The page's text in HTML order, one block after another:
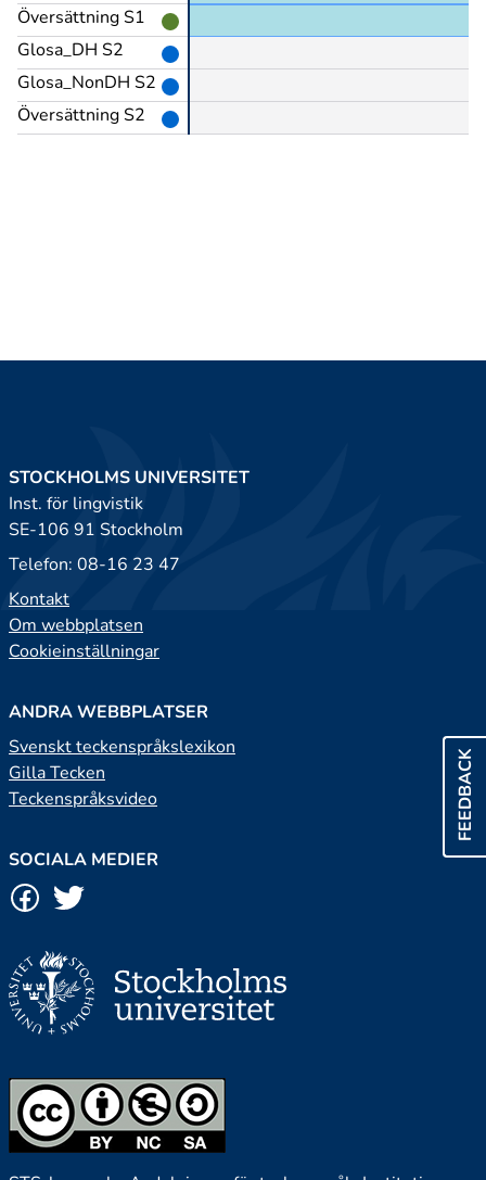
Översättning S1
Glosa_DH S2
Glosa_NonDH S2
Översättning S2
FEEDBACK
STOCKHOLMS UNIVERSITET
Inst. för lingvistik
SE-106 91 Stockholm
Telefon: 08-16 23 47
Kontakt
Om webbplatsen
Cookieinställningar
ANDRA WEBBPLATSER
Svenskt teckenspråkslexikon
Gilla Tecken
Teckenspråksvideo
SOCIALA MEDIER